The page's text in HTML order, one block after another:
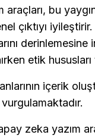
bu
çıktıyı
derinlemesine
etik hususları
içerik
zeka yazım